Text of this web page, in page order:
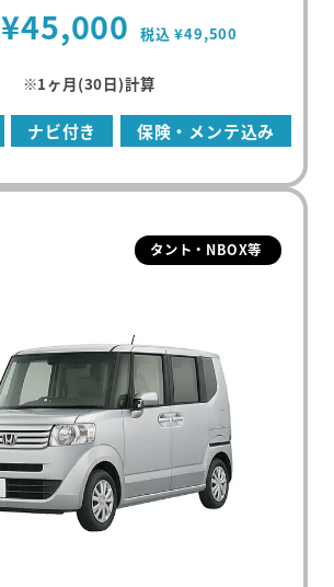
¥45,000 税込 ¥49,500
※1ヶ月(30日)計算
ナビ付き 保険・メンテ込み
タント・NBOX等